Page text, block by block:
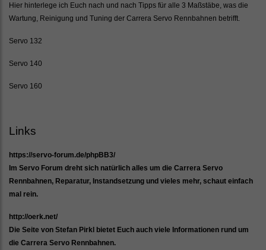
Hier hinterlege ich Euch nach und nach Tipps für alle 3 Maßstäbe, was die
Wartung, Reinigung und Tuning der Carrera Servo Rennbahnen betrifft.
Servo 132
Servo 140
Servo 160
Links
https://servo-forum.de/phpBB3/
Im Servo Forum dreht sich natürlich alles um die Carrera Servo
Rennbahnen, Reparatur, Instandsetzung und vieles mehr, schaut einfach
mal rein.
http://oerk.net/
Die Seite von Stefan Pirkl bietet Euch auch viele Informationen rund um
die Carrera Servo Rennbahnen.